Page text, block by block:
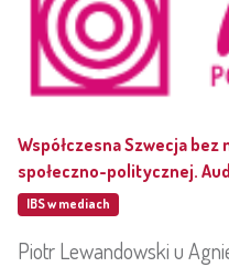
Współczesna Szwecja
społeczno-politycznej.
IBS w mediach
Piotr Lewandowski u